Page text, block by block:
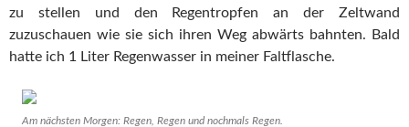
zu stellen und den Regentropfen an der Zeltwand
zuzuschauen wie sie sich ihren Weg abwärts bahnten. Bald
hatte ich 1 Liter Regenwasser in meiner Faltflasche.
Am nächsten Morgen: Regen, Regen und nochmals Regen.